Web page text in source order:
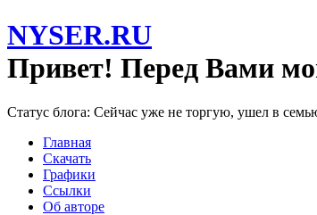
NYSER.RU
Привет! Перед Вами
Статус блога: Сейчас уже не торгую, ушел в
Главная
Скачать
Графики
Ссылки
Об авторе